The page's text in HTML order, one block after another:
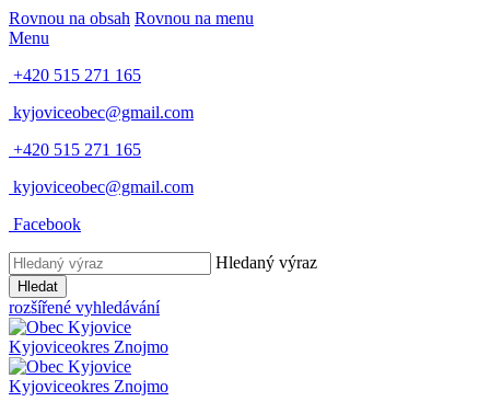
Rovnou na obsah Rovnou na menu
Menu
+420 515 271 165
kyjoviceobec@gmail.com
+420 515 271 165
kyjoviceobec@gmail.com
Facebook
Hledaný výraz
Hledat
rozšířené vyhledávání
Kyjoviceokres Znojmo
Kyjoviceokres Znojmo